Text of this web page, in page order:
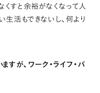
くすと余裕がなくなって人
生活もできないし、何より
すが、ワーク・ライフ・バ